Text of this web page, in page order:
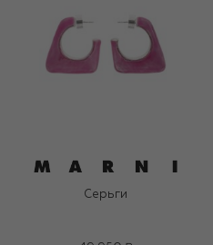
Серьги